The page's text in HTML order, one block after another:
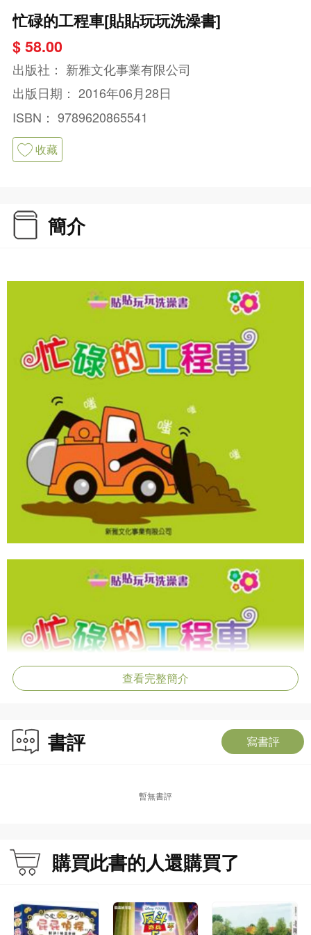
忙碌的工程車[貼貼玩玩洗澡書]
$ 58.00
出版社： 新雅文化事業有限公司
出版日期： 2016年06月28日
ISBN： 9789620865541
收藏
簡介
查看完整簡介
書評 寫書評
暫無書評
購買此書的人還購買了